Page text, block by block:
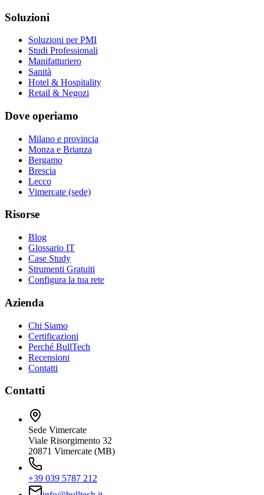
Soluzioni
Soluzioni per PMI
Studi Professionali
Manifatturiero
Sanità
Hotel & Hospitality
Retail & Negozi
Dove operiamo
Milano e provincia
Monza e Brianza
Bergamo
Brescia
Lecco
Vimercate (sede)
Risorse
Blog
Glossario IT
Case Study
Strumenti Gratuiti
Configura la tua rete
Azienda
Chi Siamo
Certificazioni
Perché BullTech
Recensioni
Contatti
Contatti
Sede Vimercate
Viale Risorgimento 32
20871 Vimercate (MB)
+39 039 5787 212